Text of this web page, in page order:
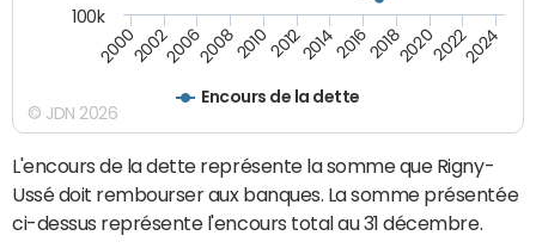
Encours de la dette
200020022006200820102012201420162018202020222024
100k
© JDN 2026
L'encours de la dette représente la somme que Rigny-
Ussé doit rembourser aux banques. La somme présentée
ci-dessus représente l'encours total au 31 décembre.